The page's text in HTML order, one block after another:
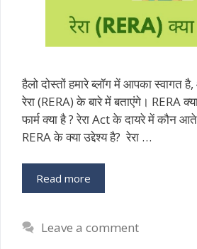
हैलो दोस्तों हमारे ब्लॉग में आपका स्वागत
रेरा (RERA) के बारे में बताएंगे। RERA
फार्म क्या है ? रेरा Act के दायरे में कौन
RERA के क्या उद्देश्य है? रेरा …
Read more
Leave a comment